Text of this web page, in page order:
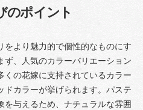
のポイント
をより魅力的で個性的なものにす
ず、人気のカラーバリエーション
くの花嫁に支持されているカラー
ドカラーが挙げられます。パステ
を与えるため、ナチュラルな雰囲